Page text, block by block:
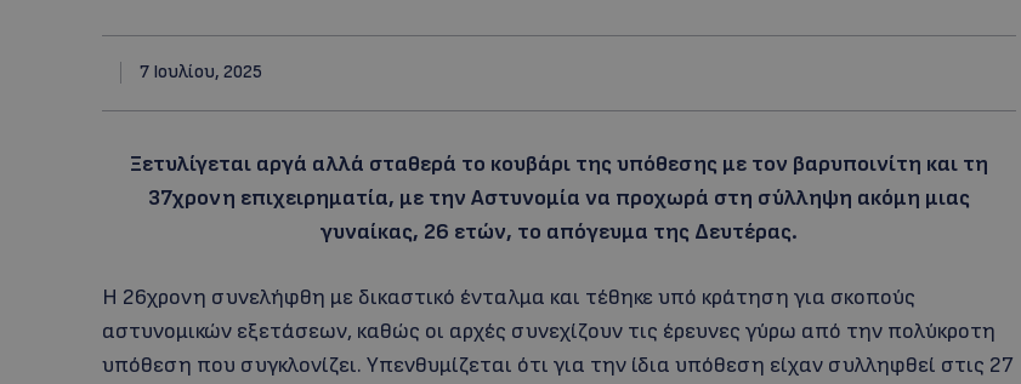
7 Ιουλίου, 2025
Ξετυλίγεται αργά αλλά σταθερά το κουβάρι της υπόθεσης με τον βαρυποινίτη και τη
37χρονη επιχειρηματία, με την Αστυνομία να προχωρά στη σύλληψη ακόμη μιας
γυναίκας, 26 ετών, το απόγευμα της Δευτέρας.
Η 26χρονη συνελήφθη με δικαστικό ένταλμα και τέθηκε υπό κράτηση για σκοπούς
αστυνομικών εξετάσεων, καθώς οι αρχές συνεχίζουν τις έρευνες γύρω από την πολύκροτη
υπόθεση που συγκλονίζει. Υπενθυμίζεται ότι για την ίδια υπόθεση είχαν συλληφθεί στις 27